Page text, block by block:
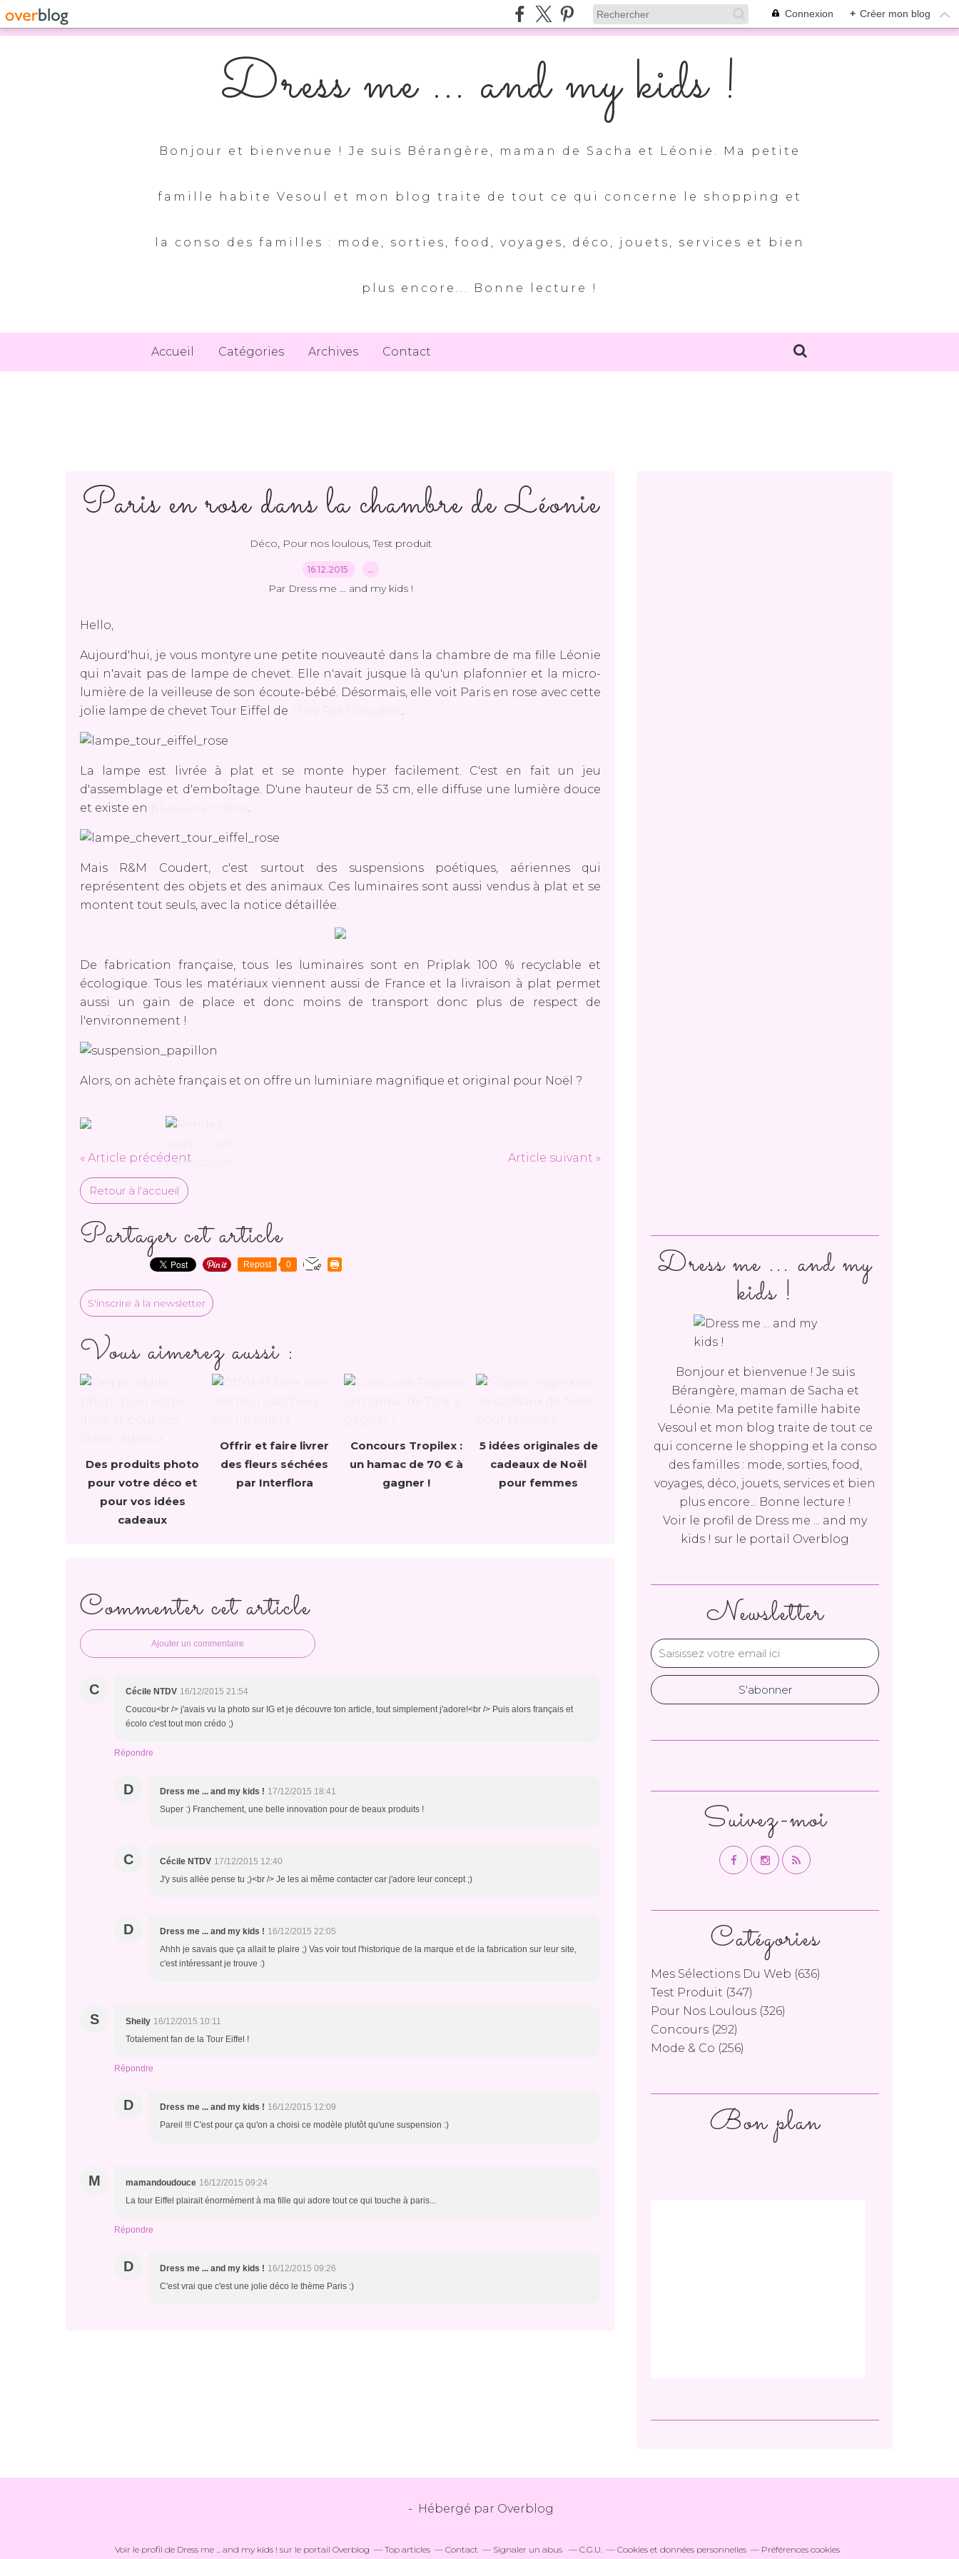
Connexion + Créer mon blog
Dress me ... and my kids !
Bonjour et bienvenue ! Je suis Bérangère, maman de Sacha et Léonie. Ma petite
famille habite Vesoul et mon blog traite de tout ce qui concerne le shopping et
la conso des familles : mode, sorties, food, voyages, déco, jouets, services et bien
plus encore... Bonne lecture !
Accueil Catégories Archives Contact
Paris en rose dans la chambre de Léonie
Déco, Pour nos loulous,Test produit
16.12.2015 …
Par Dress me ... and my kids !
Hello,
Aujourd'hui, je vous montyre une petite nouveauté dans la chambre de ma fille Léonie
qui n'avait pas de lampe de chevet. Elle n'avait jusque là qu'un plafonnier et la micro-
lumière de la veilleuse de son écoute-bébé. Désormais, elle voit Paris en rose avec cette
jolie lampe de chevet Tour Eiffel de
.
La lampe est livrée à plat et se monte hyper facilement. C'est en fait un jeu
d'assemblage et d'emboîtage. D'une hauteur de 53 cm, elle diffuse une lumière douce
et existe en
.
Mais R&M Coudert, c'est surtout des suspensions poétiques, aériennes qui
représentent des objets et des animaux. Ces luminaires sont aussi vendus à plat et se
montent tout seuls, avec la notice détaillée.
De fabrication française, tous les luminaires sont en Priplak 100 % recyclable et
écologique. Tous les matériaux viennent aussi de France et la livraison à plat permet
aussi un gain de place et donc moins de transport donc plus de respect de
l'environnement !
Alors, on achète français et on offre un luminiare magnifique et original pour Noël ?
« Article précédent Article suivant »
Retour à l'accueil
Partager cet article
Repost 0
S'inscrire à la newsletter
Vous aimerez aussi :
Des produits photo
pour votre déco et
pour vos idées
cadeaux
Offrir et faire livrer
des fleurs séchées
par Interflora
Concours Tropilex :
un hamac de 70 € à
gagner !
5 idées originales de
cadeaux de Noël
pour femmes
Commenter cet article
Ajouter un commentaire
C Cécile NTDV 16/12/2015 21:54
Coucou<br /> j'avais vu la photo sur IG et je découvre ton article, tout simplement j'adore!<br /> Puis alors français et
écolo c'est tout mon crédo ;)
Répondre
D Dress me ... and my kids ! 17/12/2015 18:41
Super :) Franchement, une belle innovation pour de beaux produits !
C Cécile NTDV 17/12/2015 12:40
J'y suis allée pense tu ;)<br /> Je les ai même contacter car j'adore leur concept ;)
D Dress me ... and my kids ! 16/12/2015 22:05
Ahhh je savais que ça allait te plaire ;) Vas voir tout l'historique de la marque et de la fabrication sur leur site,
c'est intéressant je trouve :)
S Sheily 16/12/2015 10:11
Totalement fan de la Tour Eiffel !
Répondre
D Dress me ... and my kids ! 16/12/2015 12:09
Pareil !!! C'est pour ça qu'on a choisi ce modèle plutôt qu'une suspension :)
M mamandoudouce 16/12/2015 09:24
La tour Eiffel plairait énormément à ma fille qui adore tout ce qui touche à paris...
Répondre
D Dress me ... and my kids ! 16/12/2015 09:26
C'est vrai que c'est une jolie déco le thème Paris :)
Newsletter
Catégories
Mes Sélections Du Web (636)
Test Produit (347)
Pour Nos Loulous (326)
Concours (292)
Mode & Co (256)
Dress me ... and my
kids !
Bonjour et bienvenue ! Je suis
Bérangère, maman de Sacha et
Léonie. Ma petite famille habite
Vesoul et mon blog traite de tout ce
qui concerne le shopping et la conso
des familles : mode, sorties, food,
voyages, déco, jouets, services et bien
plus encore... Bonne lecture !
Voir le profil de Dress me ... and my
kids ! sur le portail Overblog
Suivez-moi
Bon plan
- Hébergé par Overblog
Voir le profil de Dress me ... and my kids ! sur le portail Overblog Top articles Contact Signaler un abus C.G.U. Cookies et données personnelles Préférences cookies